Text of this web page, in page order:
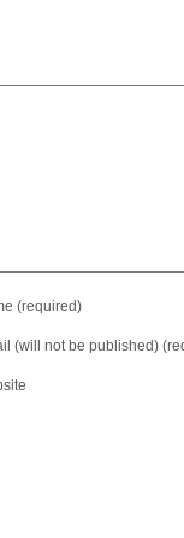
(required)
(will not be published)